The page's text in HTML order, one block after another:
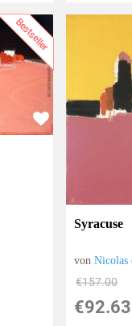
Bestseller
Syracuse
vonNicolas
€157.00
€92.63